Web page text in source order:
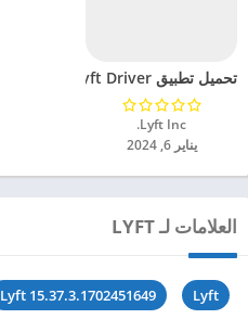
تحميل تطبيق Lyft Driver مهكر للاندرويد 2024
Lyft Inc.‏
يناير 6, 2024
العلامات لـ LYFT
Lyft
Lyft 15.37.3.1702451649